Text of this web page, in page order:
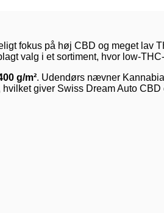
fokus på høj CBD og meget lav
valg i et sortiment, hvor low-
g/m². Udendørs nævner
hvilket giver Swiss Dream Auto